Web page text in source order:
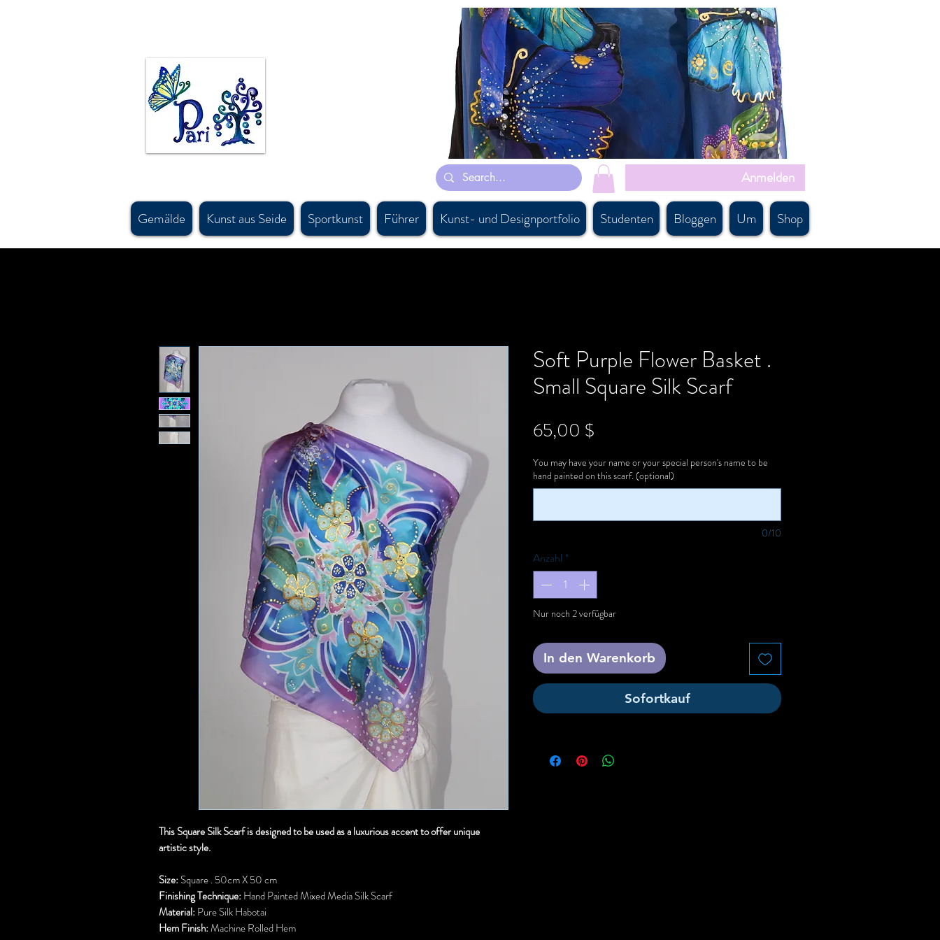
Anmelden
Gemälde Kunst aus Seide Sportkunst Führer Kunst- und Designportfolio Studenten Bloggen Um Shop
This Square Silk Scarf is designed to be used as a luxurious accent to offer unique
artistic style.
Size:Square . 50cm X 50 cm
Finishing Technique:Hand Painted Mixed Media Silk Scarf
Material:Pure Silk Habotai
Hem Finish:Machine Rolled Hem
Soft Purple Flower Basket .
Small Square Silk Scarf
65,00 $
You may have your name or your special person's name to be
hand painted on this scarf. (optional)
0/10
Anzahl *
Nur noch 2 verfügbar
In den Warenkorb
Sofortkauf